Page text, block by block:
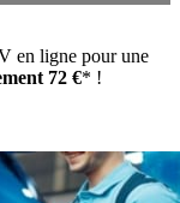
en ligne pour une
72 €* !